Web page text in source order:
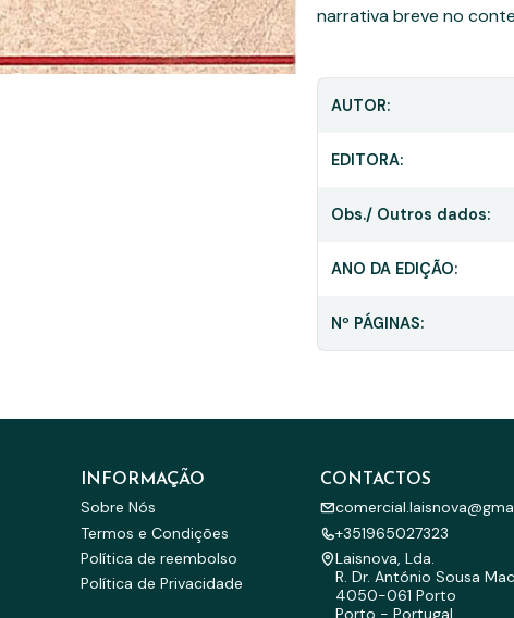
narrativa breve no
AUTOR:
EDITORA:
Obs./ Outros dados:
ANO DA EDIÇÃO:
Nº PÁGINAS:
INFORMAÇÃO
Sobre Nós
Termos e Condições
Política de reembolso
Política de Privacidade
CONTACTOS
+351965027323
Laisnova, Lda.
R. Dr. António Sousa
4050-061 Porto
Porto - Portugal